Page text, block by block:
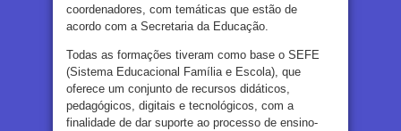
coordenadores, com temáticas que estão de
acordo com a Secretaria da Educação.
Todas as formações tiveram como base o SEFE
(Sistema Educacional Família e Escola), que
oferece um conjunto de recursos didáticos,
pedagógicos, digitais e tecnológicos, com a
finalidade de dar suporte ao processo de ensino-